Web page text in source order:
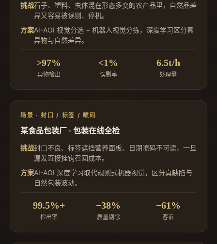
挑战石子、塑料、虫体混在形态多变的农产品里，自然品差
异又容易被误剔、停机。
方案AI-AOI 视觉分选 + 机器人视觉分拣，深度学习区分真
异物与自然差异。
>97%
异物检出
<1%
误剔率
6.5t/h
处理量
场景 · 封口 / 标签 / 喷码
某食品包装厂 · 包装在线全检
挑战封口不良、标签遮挡营养面板、日期喷码不可读，一旦
漏发直接挂钩召回成本。
方案AI-AOI 深度学习取代规则式机器视觉，区分真缺陷与
自然包装波动。
99.5%+
检出率
−38%
质量剔除
−61%
客诉